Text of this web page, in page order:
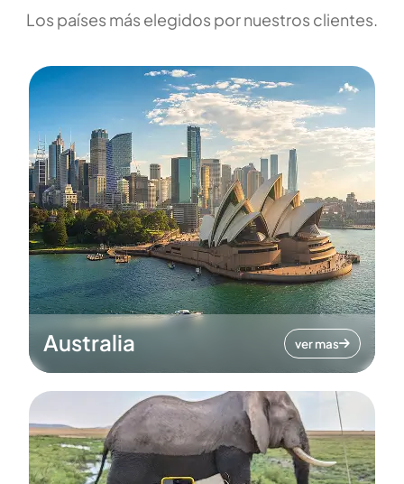
Los países más elegidos por nuestros clientes.
Australia ver mas